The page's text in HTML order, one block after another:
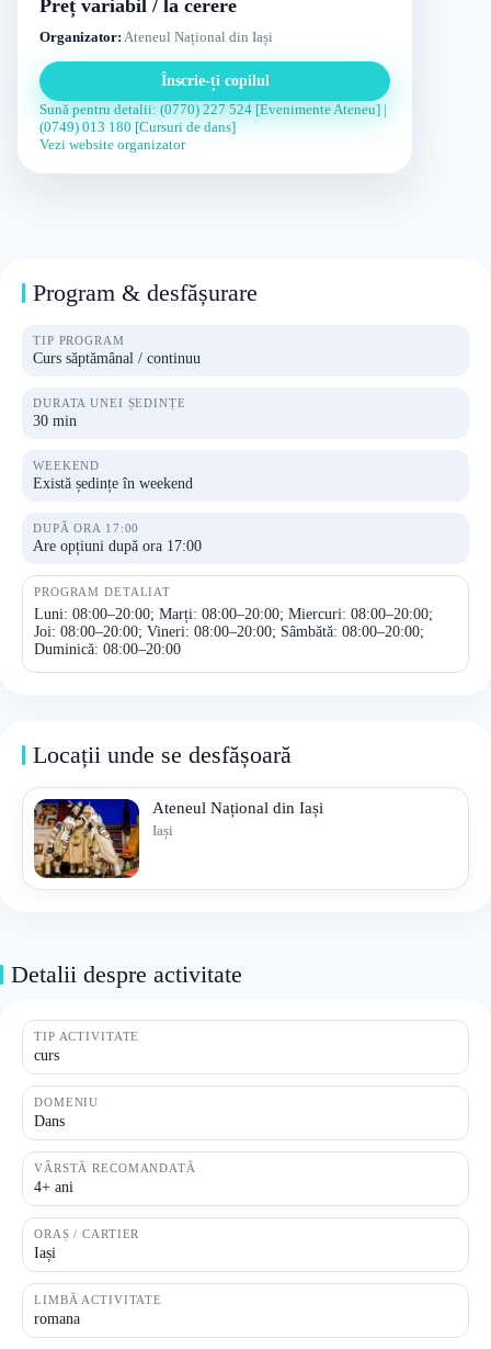
Preț variabil / la cerere
Organizator: Ateneul Național din Iași
Înscrie-ți copilul
Sună pentru detalii: (0770) 227 524 [Evenimente Ateneu] |
(0749) 013 180 [Cursuri de dans]
Vezi website organizator
Program & desfășurare
TIP PROGRAM
Curs săptămânal / continuu
DURATA UNEI ȘEDINȚE
30 min
WEEKEND
Există ședințe în weekend
DUPĂ ORA 17:00
Are opțiuni după ora 17:00
PROGRAM DETALIAT
Luni: 08:00–20:00; Marți: 08:00–20:00; Miercuri: 08:00–20:00;
Joi: 08:00–20:00; Vineri: 08:00–20:00; Sâmbătă: 08:00–20:00;
Duminică: 08:00–20:00
Locații unde se desfășoară
Ateneul Național din Iași
Iași
Detalii despre activitate
TIP ACTIVITATE
curs
DOMENIU
Dans
VÂRSTĂ RECOMANDATĂ
4+ ani
ORAȘ / CARTIER
Iași
LIMBĂ ACTIVITATE
romana